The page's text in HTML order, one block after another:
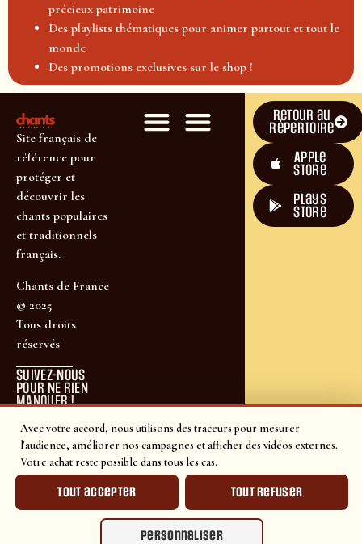
Avec votre accord, nous utilisons des traceurs pour mesurer
l'audience, améliorer nos campagnes et afficher des vidéos externes.
Votre achat reste possible dans tous les cas.
Tout accepter Tout refuser
Personnaliser
précieux patrimoine
Des playlists thématiques pour animer partout et tout le
monde
Des promotions exclusives sur le shop !
Site français de
référence pour
protéger et
découvrir les
chants populaires
et traditionnels
français.
Chants de France
© 2025
Tous droits
réservés
SUIVEZ-NOUS
POUR NE RIEN
MANQUER !
Retour au
répertoire
Apple
Store
plays
store